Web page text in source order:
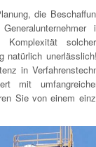
die
Komplexität
natürlich
in
mit
Sie von einem